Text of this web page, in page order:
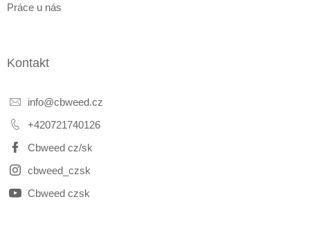
Práce u nás
Kontakt
info@cbweed.cz
+420721740126
Cbweed cz/sk
cbweed_czsk
Cbweed czsk